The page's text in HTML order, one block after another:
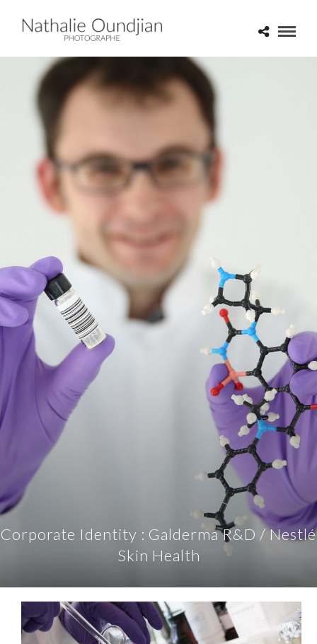
Corporate Identity : Galderma R&D / Nestlé
Skin Health